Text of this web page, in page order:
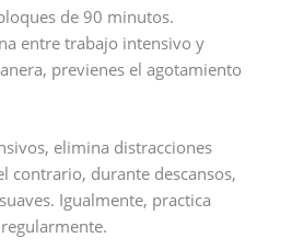
de 90 minutos.
entre trabajo intensivo y
previenes el agotamiento
elimina distracciones
contrario, durante descansos,
Igualmente, practica